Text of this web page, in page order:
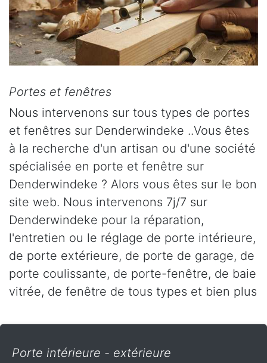
Portes et fenêtres
Nous intervenons sur tous types de portes
et fenêtres sur Denderwindeke ..Vous êtes
à la recherche d'un artisan ou d'une société
spécialisée en porte et fenêtre sur
Denderwindeke ? Alors vous êtes sur le bon
site web. Nous intervenons 7j/7 sur
Denderwindeke pour la réparation,
l'entretien ou le réglage de porte intérieure,
de porte extérieure, de porte de garage, de
porte coulissante, de porte-fenêtre, de baie
vitrée, de fenêtre de tous types et bien plus
Porte intérieure - extérieure